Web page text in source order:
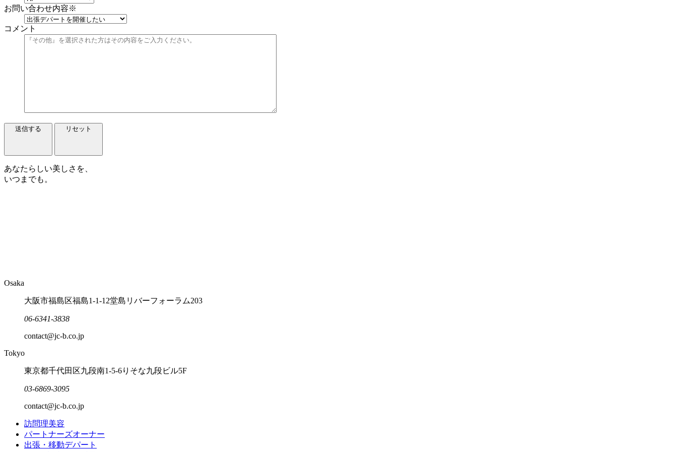
お問い合わせ内容※
コメント
送信する リセット
あなたらしい美しさを、
いつまでも。
Osaka
大阪市福島区福島1-1-12堂島リバーフォーラム203
06-6341-3838
contact@jc-b.co.jp
Tokyo
東京都千代田区九段南1-5-6りそな九段ビル5F
03-6869-3095
contact@jc-b.co.jp
訪問理美容
パートナーズオーナー
出張・移動デパート